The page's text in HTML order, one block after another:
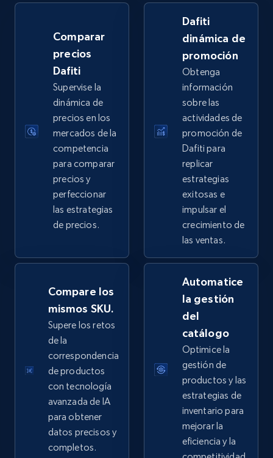
Comenzar ahora
eBay - Gather data on products using
specified keywords
URL, Product id, Title, Seller name, Seller rating,
Seller reviews, Breadcrumbs, Root category, and
2.5K+ Comenzar ahora
eBay - Collect products from shops on eBay
URL, Product id, Title, Seller name, Seller rating,
Seller reviews, Breadcrumbs, Root category, and
2.5K+ 359+ Comenzar ahora
eBay - Collect records by category
URL, Product id, Title, Seller name, Seller rating,
Seller reviews, Breadcrumbs, Root category, and
more.
2.5K+ Comenzar ahora
Comparar
precios
Dafiti
Supervise la
dinámica de
precios en los
mercados de la
competencia
para comparar
precios y
perfeccionar
las estrategias
de precios.
Dafiti
dinámica de
promoción
Obtenga
información
sobre las
actividades de
promoción de
Dafiti para
replicar
estrategias
exitosas e
impulsar el
crecimiento de
las ventas.
Compare los
mismos SKU.
Supere los retos
de la
correspondencia
de productos
con tecnología
avanzada de IA
para obtener
datos precisos y
completos.
Automatice
la gestión
del
catálogo
Optimice la
gestión de
productos y las
estrategias de
inventario para
mejorar la
eficiencia y la